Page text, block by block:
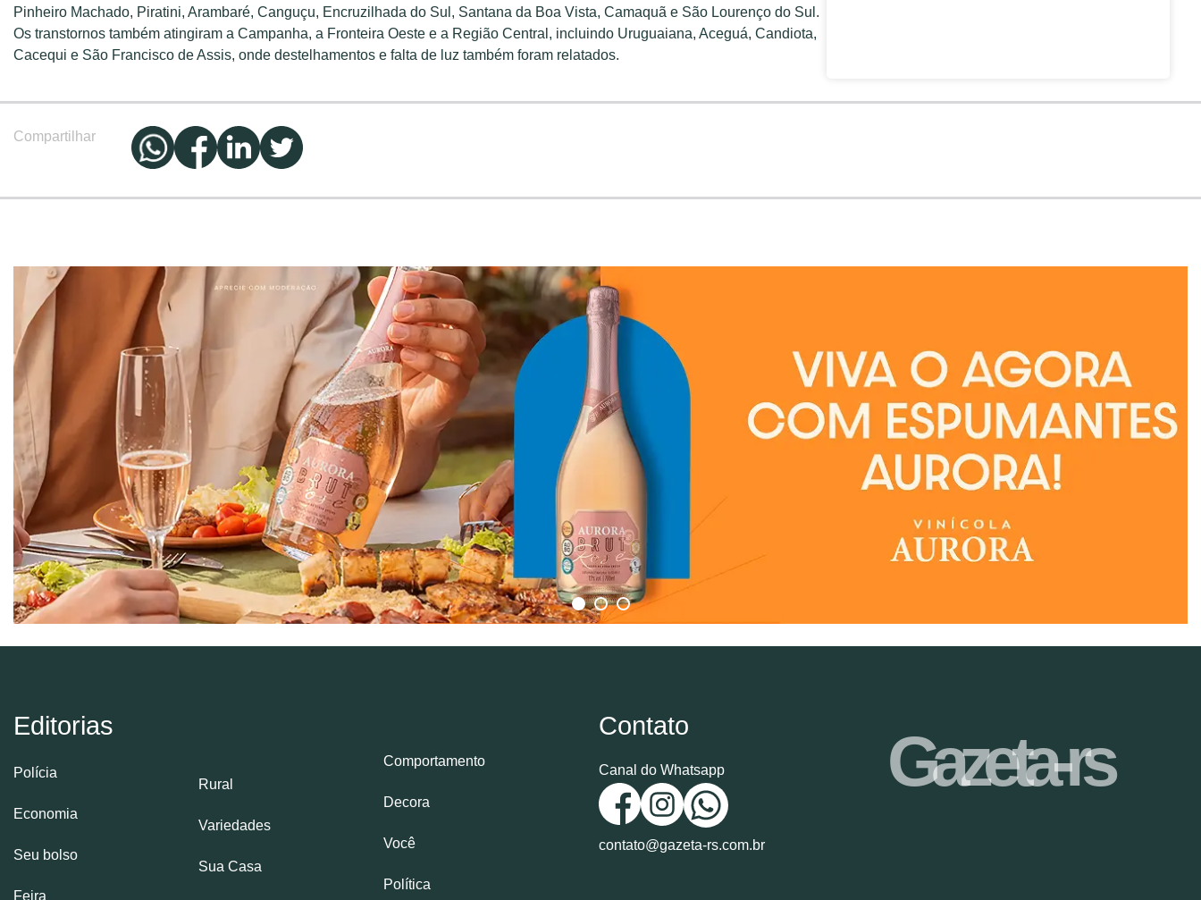
Pinheiro Machado, Piratini, Arambaré, Canguçu, Encruzilhada do Sul, Santana da Boa Vista, Camaquã e São Lourenço do Sul.
Os transtornos também atingiram a Campanha, a Fronteira Oeste e a Região Central, incluindo Uruguaiana, Aceguá, Candiota,
Cacequi e São Francisco de Assis, onde destelhamentos e falta de luz também foram relatados.
Compartilhar
Editorias
Polícia
Economia
Seu bolso
Feira
Rural
Variedades
Sua Casa
Comportamento
Decora
Você
Política
Contato
Canal do Whatsapp
contato@gazeta-rs.com.br
Gazeta-rs